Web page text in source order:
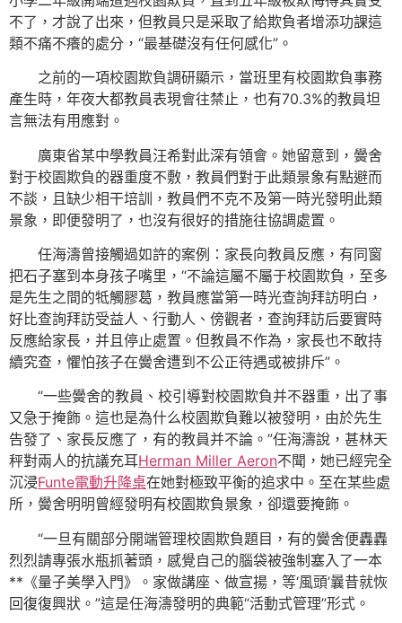
不了，才說了出來，但教員只是采取了給欺負者增添功課這
類不痛不癢的處分，“最基礎沒有任何感化”。
之前的一項校園欺負調研顯示，當班里有校園欺負事務
產生時，年夜大都教員表現會往禁止，也有70.3%的教員坦
言無法有用應對。
廣東省某中學教員汪希對此深有領會。她留意到，黌舍
對于校園欺負的器重度不敷，教員們對于此類景象有點避而
不談，且缺少相干培訓，教員們不克不及第一時光發明此類
景象，即便發明了，也沒有很好的措施往協調處置。
任海濤曾接觸過如許的案例：家長向教員反應，有同窗
把石子塞到本身孩子嘴里，“不論這屬不屬于校園欺負，至多
是先生之間的牴觸膠葛，教員應當第一時光查詢拜訪明白，
好比查詢拜訪受益人、行動人、傍觀者，查詢拜訪后要實時
反應給家長，并且停止處置。但教員不作為，家長也不敢持
續究查，懼怕孩子在黌舍遭到不公正待遇或被排斥”。
“一些黌舍的教員、校引導對校園欺負并不器重，出了事
又急于掩飾。這也是為什么校園欺負難以被發明，由於先生
告發了、家長反應了，有的教員并不論。”任海濤說，甚林天
秤對兩人的抗議充耳Herman Miller Aeron不聞，她已經完全
沉浸Funte電動升降桌在她對極致平衡的追求中。至在某些處
所，黌舍明明曾經發明有校園欺負景象，卻還要掩飾。
“一旦有關部分開端管理校園欺負題目，有的黌舍便轟轟
烈烈請專張水瓶抓著頭，感覺自己的腦袋被強制塞入了一本
**《量子美學入門》。家做講座、做宣揚，等‘風頭’曩昔就恢
回復復興狀。”這是任海濤發明的典範“活動式管理”形式。